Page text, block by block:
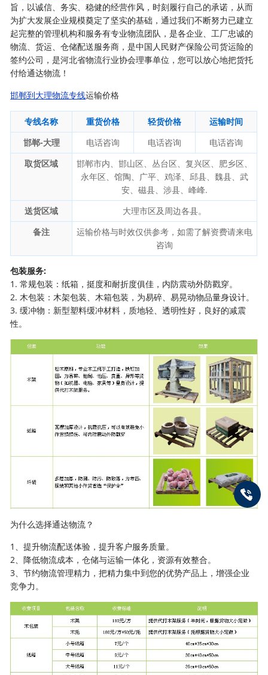
旨，以诚信、务实、稳健的经营作风，时刻履行自己的承诺，从而
为扩大发展企业规模奠定了坚实的基础，通过我们不断努力已建立
起完整的管理机构和服务有专业物流团队，是各企业、工厂忠诚的
物流、货运、仓储配送服务商，是中国人民财产保险公司货运险的
签约公司，是河北省物流行业协会理事单位，您可以放心地把货托
付给通达物流！
邯郸到大理物流专线运输价格
专线名称 重货价格 轻货价格
运输时间
邯郸-大理
电话咨询 电话咨询
电话咨询
取货区域
邯郸市内、邯山区、丛台区、复兴区、肥乡区、
永年区、馆陶、广平、鸡泽、邱县、魏县、武
安、磁县、涉县、峰峰.
送货区域
大理市区及周边各县。
备注
运输价格与时效仅供参考，如需了解资费请来电
咨询
包装服务:
1. 常规包装：纸箱，挺度和耐折度俱佳，内防震动外防戳穿。
2. 木包装：木架包装、木箱包装，为易碎、易晃动物品量身设计。
3. 缓冲物：新型塑料缓冲材料，质地轻、透明性好，良好的减震
性。
为什么选择通达物流？
1、提升物流配送体验，提升客户服务质量。
2、降低物流成本，仓储与运输一体化，资源有效整合。
3、节约物流管理精力，把精力集中到您的优势产品上，增强企业
竞争力。